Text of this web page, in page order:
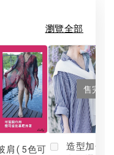
瀏覽全部
肩(5色可
售完
造型加分